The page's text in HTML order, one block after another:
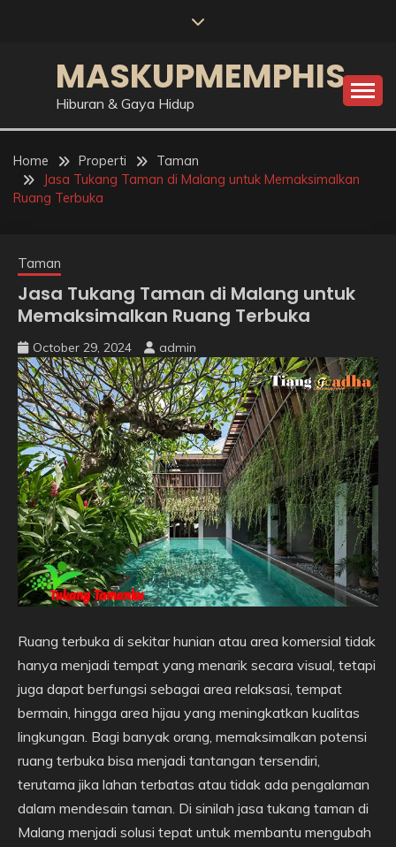
MASKUPMEMPHIS
Hiburan & Gaya Hidup
Home Properti
Taman
Jasa Tukang Taman di Malang untuk Memaksimalkan
Ruang Terbuka
Taman
Jasa Tukang Taman di Malang untuk
Memaksimalkan Ruang Terbuka
October 29, 2024 admin
Ruang terbuka di sekitar hunian atau area komersial tidak
hanya menjadi tempat yang menarik secara visual, tetapi
juga dapat berfungsi sebagai area relaksasi, tempat
bermain, hingga area hijau yang meningkatkan kualitas
lingkungan. Bagi banyak orang, memaksimalkan potensi
ruang terbuka bisa menjadi tantangan tersendiri,
terutama jika lahan terbatas atau tidak ada pengalaman
dalam mendesain taman. Di sinilah jasa tukang taman di
Malang menjadi solusi tepat untuk membantu mengubah